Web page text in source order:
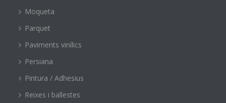
Moqueta
Parquet
Paviments vinílics
Persiana
Pintura / Adhesius
Reixes i ballestes